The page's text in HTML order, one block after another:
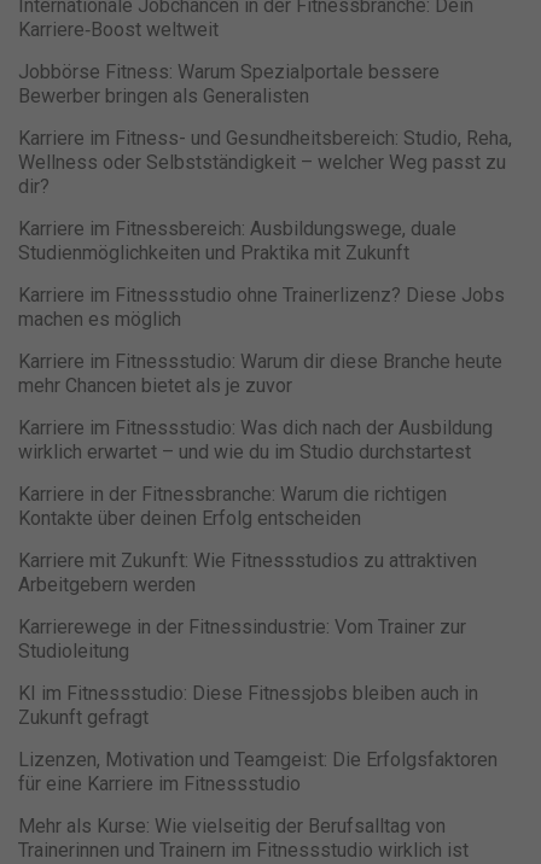
Internationale Jobchancen in der Fitnessbranche: Dein
Karriere‑Boost weltweit
Jobbörse Fitness: Warum Spezialportale bessere
Bewerber bringen als Generalisten
Karriere im Fitness- und Gesundheitsbereich: Studio, Reha,
Wellness oder Selbstständigkeit – welcher Weg passt zu
dir?
Karriere im Fitnessbereich: Ausbildungswege, duale
Studienmöglichkeiten und Praktika mit Zukunft
Karriere im Fitnessstudio ohne Trainerlizenz? Diese Jobs
machen es möglich
Karriere im Fitnessstudio: Warum dir diese Branche heute
mehr Chancen bietet als je zuvor
Karriere im Fitnessstudio: Was dich nach der Ausbildung
wirklich erwartet – und wie du im Studio durchstartest
Karriere in der Fitnessbranche: Warum die richtigen
Kontakte über deinen Erfolg entscheiden
Karriere mit Zukunft: Wie Fitnessstudios zu attraktiven
Arbeitgebern werden
Karrierewege in der Fitnessindustrie: Vom Trainer zur
Studioleitung
KI im Fitnessstudio: Diese Fitnessjobs bleiben auch in
Zukunft gefragt
Lizenzen, Motivation und Teamgeist: Die Erfolgsfaktoren
für eine Karriere im Fitnessstudio
Mehr als Kurse: Wie vielseitig der Berufsalltag von
Trainerinnen und Trainern im Fitnessstudio wirklich ist
Datenschutzeinstellungen
Essenzielle Cookies ermöglichen grundlegende Funktionen und sind
für die einwandfreie Funktion der Website erforderlich.
Marketing (1)
verwendet, um personalisierte Werbung anzuzeigen. Sie tun dies, indem
sie Besucher über Websites hinweg verfolgen.
Cookie-Informationen anzeigen
powered by Borlabs Cookie